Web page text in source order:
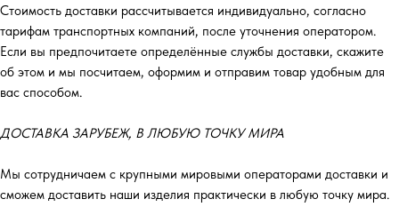
Стоимость доставки рассчитывается индивидуально, согласно
тарифам транспортных компаний, после уточнения оператором.
Если вы предпочитаете определённые службы доставки, скажите
об этом и мы посчитаем, оформим и отправим товар удобным для
вас способом.
ДОСТАВКА ЗАРУБЕЖ, В ЛЮБУЮ ТОЧКУ МИРА
Мы сотрудничаем с крупными мировыми операторами доставки и
сможем доставить наши изделия практически в любую точку мира.